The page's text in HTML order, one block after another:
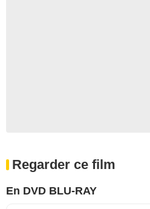
Regarder ce film
En DVD BLU-RAY